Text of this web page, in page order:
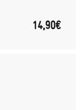
14,90€